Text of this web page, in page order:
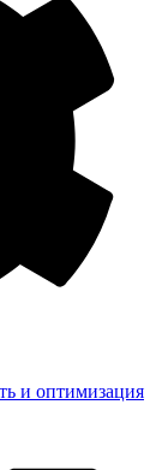
и оптимизация